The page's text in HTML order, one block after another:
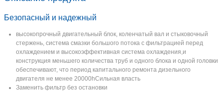
Безопасный и надежный
высокопрочный двигательный блок, коленчатый вал и стыковочный
стержень, система смазки большого потока с фильтрацией перед
охлаждением и высокоэффективная система охлаждения,и
конструкция меньшего количества труб и одного блока и одной головки
обеспечивают, что период капитального ремонта дизельного
двигателя не менее 20000hСильная власть
Заменить фильтр без остановки